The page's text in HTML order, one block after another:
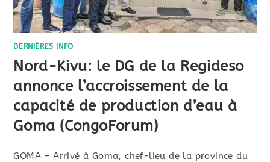
DERNIÈRES INFO
Nord-Kivu: le DG de la Regideso
annonce l’accroissement de la
capacité de production d’eau à
Goma (CongoForum)
GOMA – Arrivé à Goma, chef-lieu de la province du